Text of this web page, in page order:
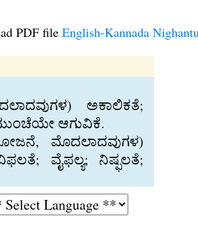
PDF file English-Kannada
ಅಕಾಲಿಕತೆ;
ಆಗುವಿಕೆ.
ಮೊದಲಾದವುಗಳ)
ವೈಫಲ್ಯ; ನಿಷ್ಫಲತೆ;